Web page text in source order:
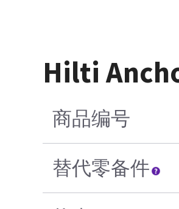
Hilti
商品编号
替代零备件